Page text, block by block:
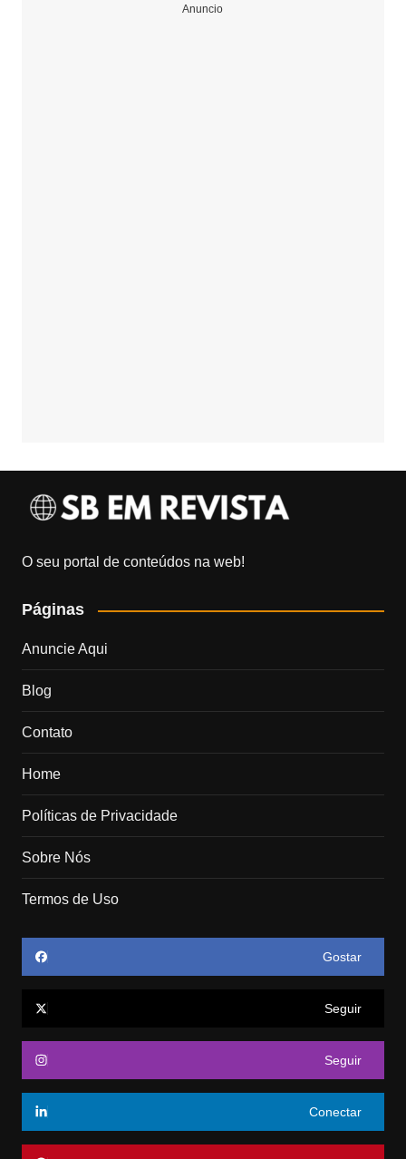
Anuncio
O seu portal de conteúdos na web!
Páginas
Anuncie Aqui
Blog
Contato
Home
Políticas de Privacidade
Sobre Nós
Termos de Uso
Gostar
Seguir
Seguir
Conectar